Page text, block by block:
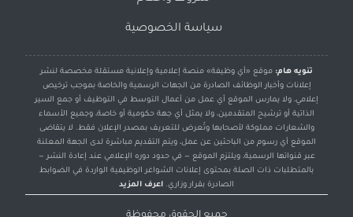
سياسة الخصوصية
تنويه هام: موقع «أي وظيفة» منصة إعلامية وإعلانية مستقلة مخصصة لنشر
إعلانات وأخبار الوظائف الصادرة من الجهات الرسمية والخاصة بموجب ترخيص
إعلامي، ولا يمارس الموقع أي عمل من أعمال التوسط في التوظيف أو جمع السير
الذاتية أو ترشيح المتقدمين، ولا يمثل أي جهة حكومية أو خاصة، وجميع الأسماء
والشعارات مملوكة لأصحابها وتُعرض للتعريف بمصدر الإعلان فقط. لا يتقاضى
الموقع أي رسوم من الباحثين عن عمل، ويتم التقديم مباشرة لدى الجهة المعلنة
عبر قنواتها الرسمية، ويلتزم الموقع — في حدود دوره الإعلامي عند إعادة النشر —
بالمتطلبات ذات الصلة بمحتوى إعلانات الشواغر الوظيفية الواردة في الضوابط
الصادرة بقرار وزاري. اعرف المزيد